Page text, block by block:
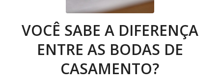
VOCÊ SABE A DIFERENÇA
ENTRE AS BODAS DE
CASAMENTO?